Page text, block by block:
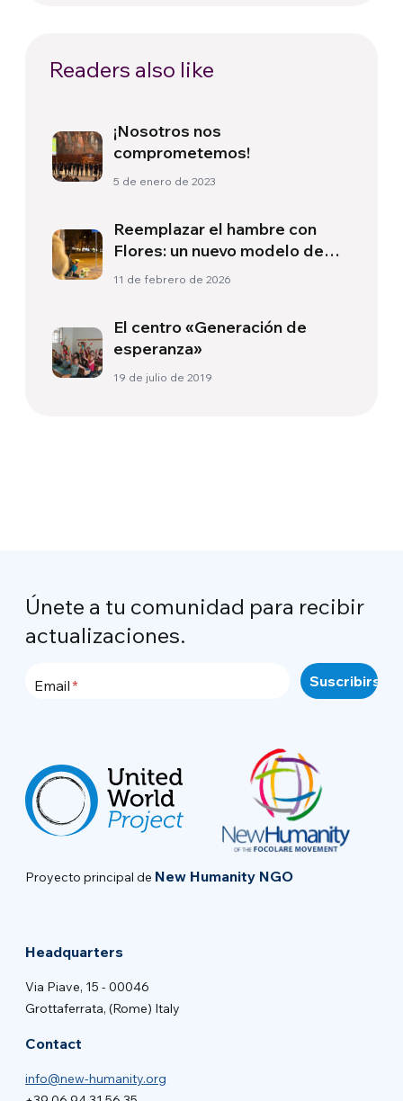
Readers also like
¡Nosotros nos
comprometemos!
5 de enero de 2023
Reemplazar el hambre con
Flores: un nuevo modelo de
trabajo social para las
11 de febrero de 2026
El centro «Generación de
esperanza»
19 de julio de 2019
Únete a tu comunidad para recibir
actualizaciones.
Email
Proyecto principal de New Humanity NGO
Headquarters
Via Piave, 15 - 00046
Grottaferrata, (Rome) Italy
Contact
info@new-humanity.org